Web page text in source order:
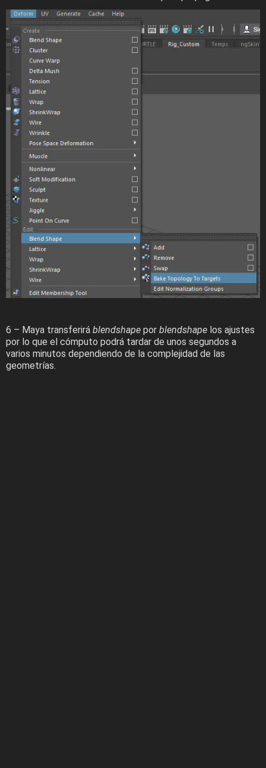
6 – Maya transferirá blendshape por blendshape los ajustes
por lo que el cómputo podrá tardar de unos segundos a
varios minutos dependiendo de la complejidad de las
geometrías.